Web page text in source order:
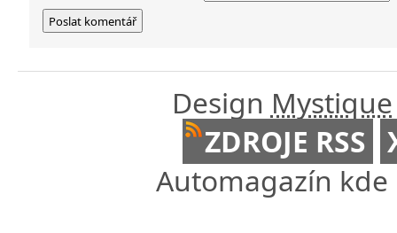
Design Mystique
ZDROJE RSS
Automagazín